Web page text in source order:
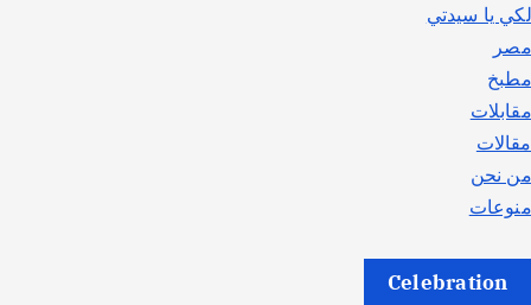
لكي يا سيدتي
مصر
مطبخ
مقابلات
مقالات
من نحن
منوعات
Celebration